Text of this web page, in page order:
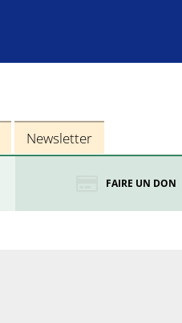
Newsletter
FAIRE UN DON